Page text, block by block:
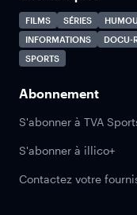
FILMS SÉRIES
INFORMATIONS
DOCU-
SPORTS
Abonnement
S'abonner à TVA
S'abonner à illico+
Contactez votre